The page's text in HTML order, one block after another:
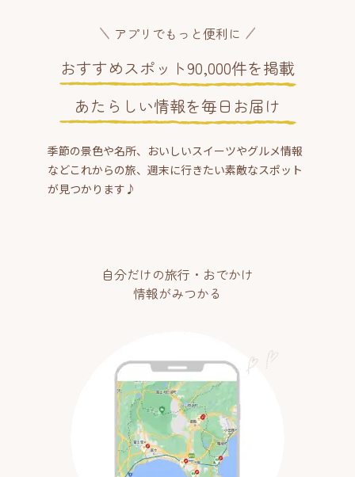
アプリでもっと便利に
おすすめスポット90,000件を掲載
あたらしい情報を毎日お届け
季節の景色や名所、おいしいスイーツやグルメ情報
などこれからの旅、週末に行きたい素敵なスポット
が見つかります♪
自分だけの旅行・おでかけ
情報がみつかる